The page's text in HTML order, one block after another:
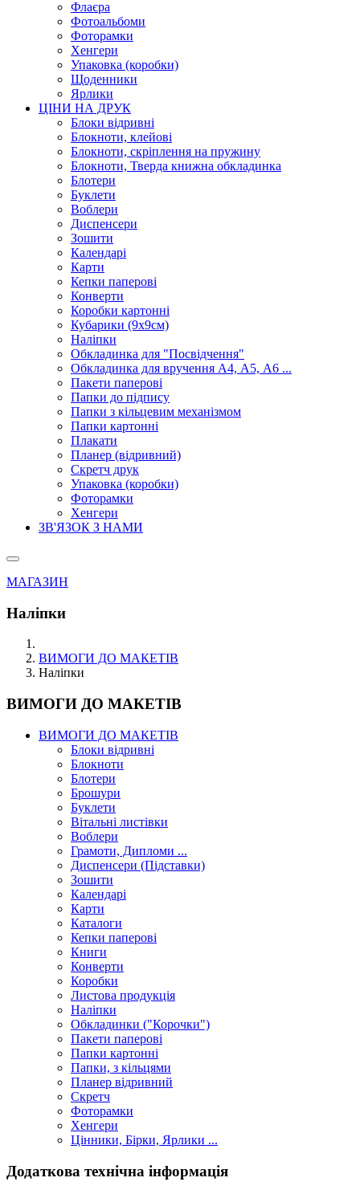
Флаєра
Фотоальбоми
Фоторамки
Хенгери
Упаковка (коробки)
Щоденники
Ярлики
ЦІНИ НА ДРУК
Блоки відривні
Блокноти, клейові
Блокноти, скріплення на пружину
Блокноти, Тверда книжна обкладинка
Блотери
Буклети
Воблери
Диспенсери
Зошити
Календарі
Карти
Кепки паперові
Конверти
Коробки картонні
Кубарики (9х9см)
Наліпки
Обкладинка для "Посвідчення"
Обкладинка для вручення А4, А5, А6 ...
Пакети паперові
Папки до підпису
Папки з кільцевим механізмом
Папки картонні
Плакати
Планер (відривний)
Скретч друк
Упаковка (коробки)
Фоторамки
Хенгери
ЗВ'ЯЗОК З НАМИ
МАГАЗИН
Наліпки
ВИМОГИ ДО МАКЕТІВ
Наліпки
ВИМОГИ ДО МАКЕТІВ
ВИМОГИ ДО МАКЕТІВ
Блоки відривні
Блокноти
Блотери
Брошури
Буклети
Вітальні листівки
Воблери
Грамоти, Дипломи ...
Диспенсери (Підставки)
Зошити
Календарі
Карти
Каталоги
Кепки паперові
Книги
Конверти
Коробки
Листова продукція
Наліпки
Обкладинки ("Корочки")
Пакети паперові
Папки картонні
Папки, з кільцями
Планер відривний
Скретч
Фоторамки
Хенгери
Цінники, Бірки, Ярлики ...
Додаткова технічна інформація